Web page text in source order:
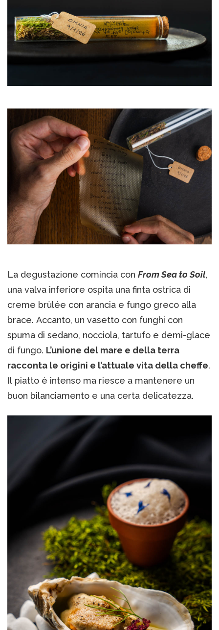
La degustazione comincia con From Sea to Soil,
una valva inferiore ospita una finta ostrica di
creme brùlée con arancia e fungo greco alla
brace. Accanto, un vasetto con funghi con
spuma di sedano, nocciola, tartufo e demi-glace
di fungo. L’unione del mare e della terra
racconta le origini e l’attuale vita della cheffe.
Il piatto è intenso ma riesce a mantenere un
buon bilanciamento e una certa delicatezza.